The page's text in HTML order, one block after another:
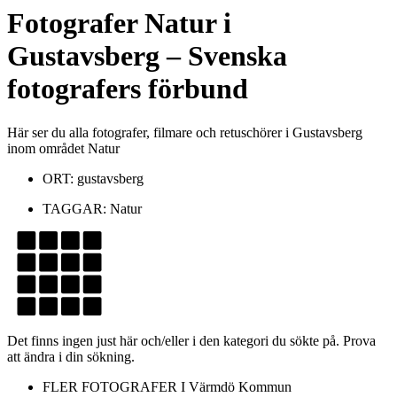
FotograferNaturi
Gustavsberg– Svenska
fotografers förbund
Här ser du alla fotografer, filmare och retuschörer i Gustavsberg
inom området Natur
ORT: gustavsberg
TAGGAR: Natur
Det finns ingen just här och/eller i den kategori du sökte på. Prova
att ändra i din sökning.
FLER FOTOGRAFER I Värmdö Kommun